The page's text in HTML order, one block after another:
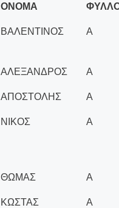
ΟΝΟΜΑ
ΒΑΛΕΝΤΙΝΟΣ Α
ΑΛΕΞΑΝΔΡΟΣ Α
ΑΠΟΣΤΟΛΗΣ Α
ΝΙΚΟΣ Α
ΘΩΜΑΣ Α
ΚΩΣΤΑΣ Α